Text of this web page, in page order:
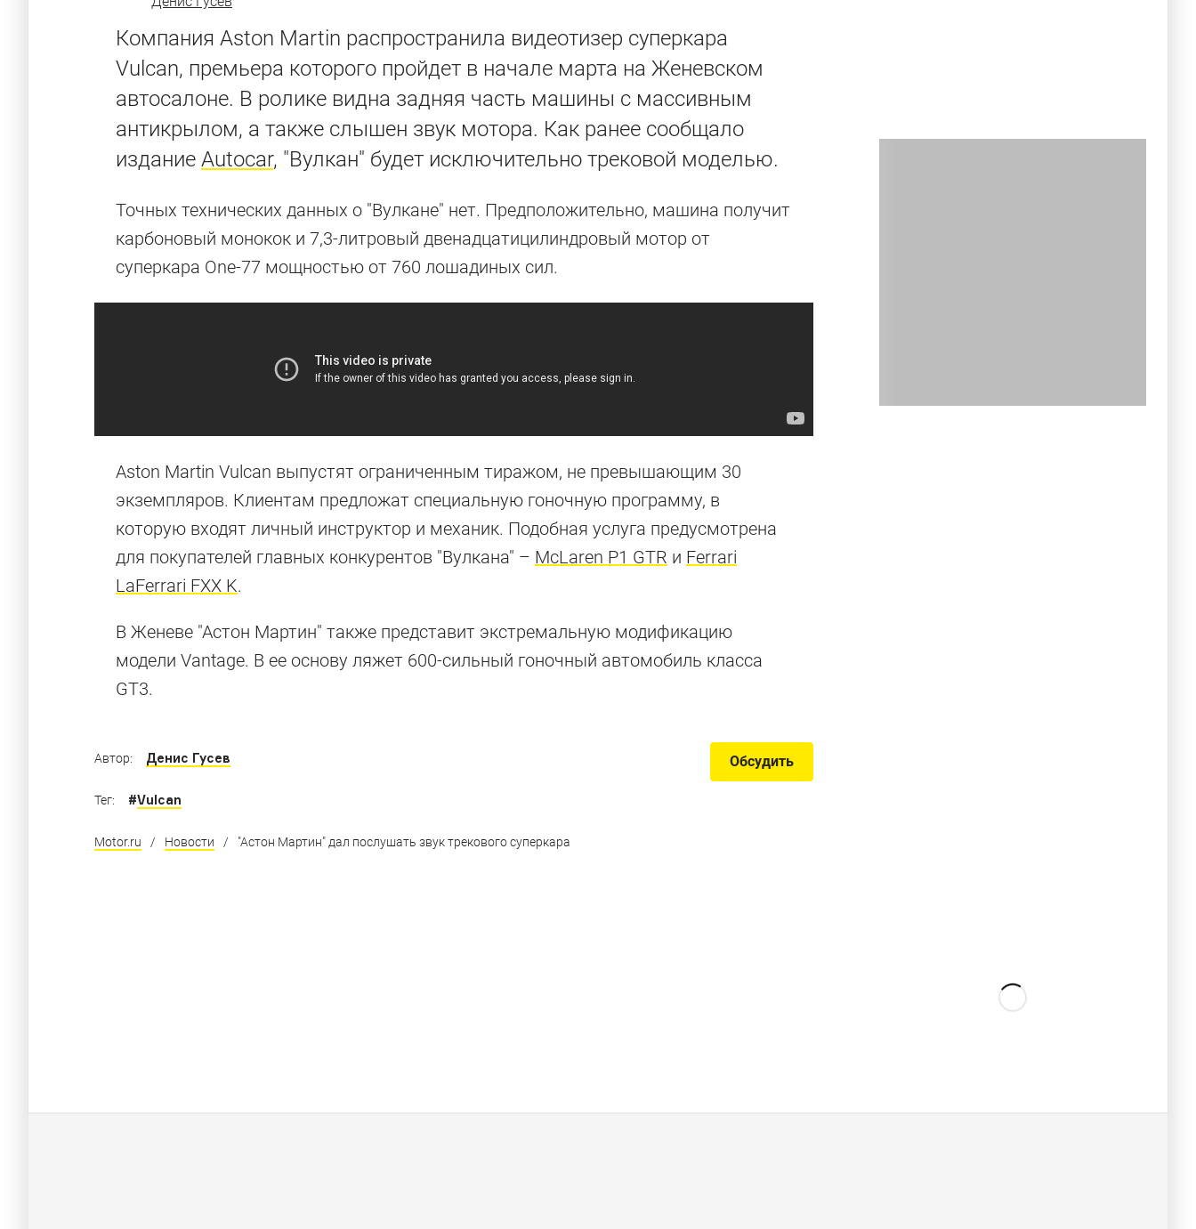
Компания Aston Martin распространила видеотизер суперкара
Vulcan, премьера которого пройдет в начале марта на Женевском
автосалоне. В ролике видна задняя часть машины с массивным
антикрылом, а также слышен звук мотора. Как ранее сообщало
издание Autocar, "Вулкан" будет исключительно трековой моделью.
Точных технических данных о "Вулкане" нет. Предположительно, машина получит
карбоновый монокок и 7,3-литровый двенадцатицилиндровый мотор от
суперкара One-77 мощностью от 760 лошадиных сил.
Aston Martin Vulcan выпустят ограниченным тиражом, не превышающим 30
экземпляров. Клиентам предложат специальную гоночную программу, в
которую входят личный инструктор и механик. Подобная услуга предусмотрена
для покупателей главных конкурентов "Вулкана" – McLaren P1 GTR и Ferrari
LaFerrari FXX K.
В Женеве "Астон Мартин" также представит экстремальную модификацию
модели Vantage. В ее основу ляжет 600-сильный гоночный автомобиль класса
GT3.
Обсудить
Автор: Денис Гусев
Тег: #Vulcan
Motor.ru / Новости / "Астон Мартин" дал послушать звук трекового суперкара